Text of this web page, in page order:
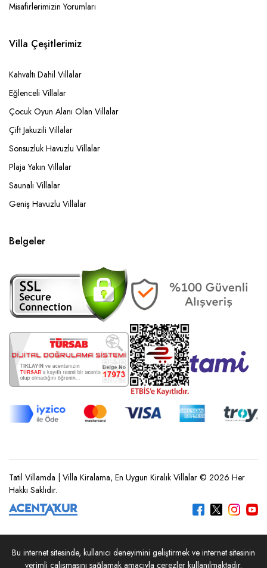
Misafirlerimizin Yorumları
Villa Çeşitlerimiz
Kahvaltı Dahil Villalar
Eğlenceli Villalar
Çocuk Oyun Alanı Olan Villalar
Çift Jakuzili Villalar
Sonsuzluk Havuzlu Villalar
Plaja Yakın Villalar
Saunalı Villalar
Geniş Havuzlu Villalar
Belgeler
Tatil Villamda | Villa Kiralama, En Uygun Kiralık Villalar © 2026 Her
Hakkı Saklıdır.
REZERVASYON YAP
Bu internet sitesinde, kullanıcı deneyimini geliştirmek ve internet sitesinin
verimli çalışmasını sağlamak amacıyla çerezler kullanılmaktadır.